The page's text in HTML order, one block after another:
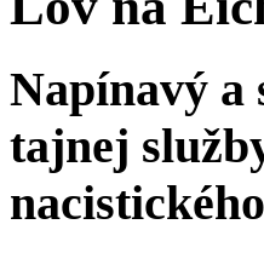
Napínavý a
tajnej